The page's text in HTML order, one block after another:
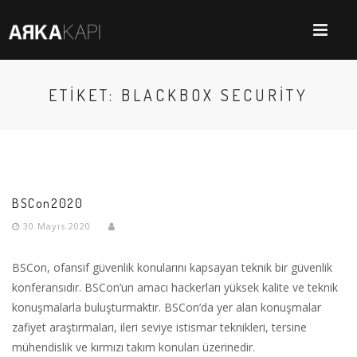
ETIKET: BLACKBOX SECURITY
BSCon2020
30 Mayıs 2020
BSCon, ofansif güvenlik konularını kapsayan teknik bir güvenlik
konferansıdır. BSCon’un amacı hackerları yüksek kalite ve teknik
konuşmalarla buluşturmaktır. BSCon’da yer alan konuşmalar
zafiyet araştırmaları, ileri seviye istismar teknikleri, tersine
mühendislik ve kırmızı takım konuları üzerinedir.